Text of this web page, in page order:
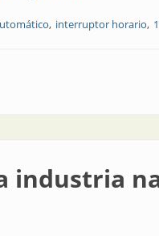
interruptor horario
industria